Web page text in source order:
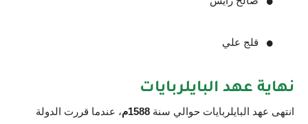
قلج علي
نهاية عهد البايلربايات
انتهى عهد البايلربايات حوالي سنة1588م ، عندما قررت الدولة